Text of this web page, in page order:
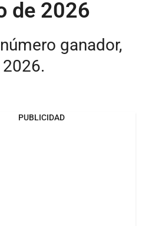
de 2026
ganador,
PUBLICIDAD